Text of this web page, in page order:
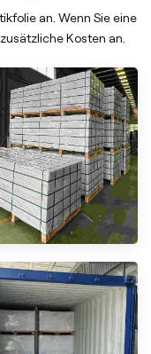
an. Wenn Sie eine
Kosten an.